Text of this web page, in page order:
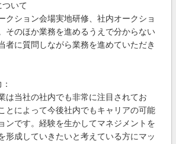
いて
クション会場実地研修、社内オークショ
そのほか業務を進めるうえで分からない
者に質問しながら業務を進めていただき
は当社の社内でも非常に注目されてお
とによって今後社内でもキャリアの可能
ンです。経験を生かしてマネジメントを
形成していきたいと考えている方にマッ